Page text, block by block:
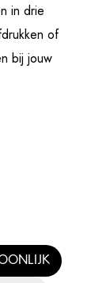
in drie
of
bij jouw